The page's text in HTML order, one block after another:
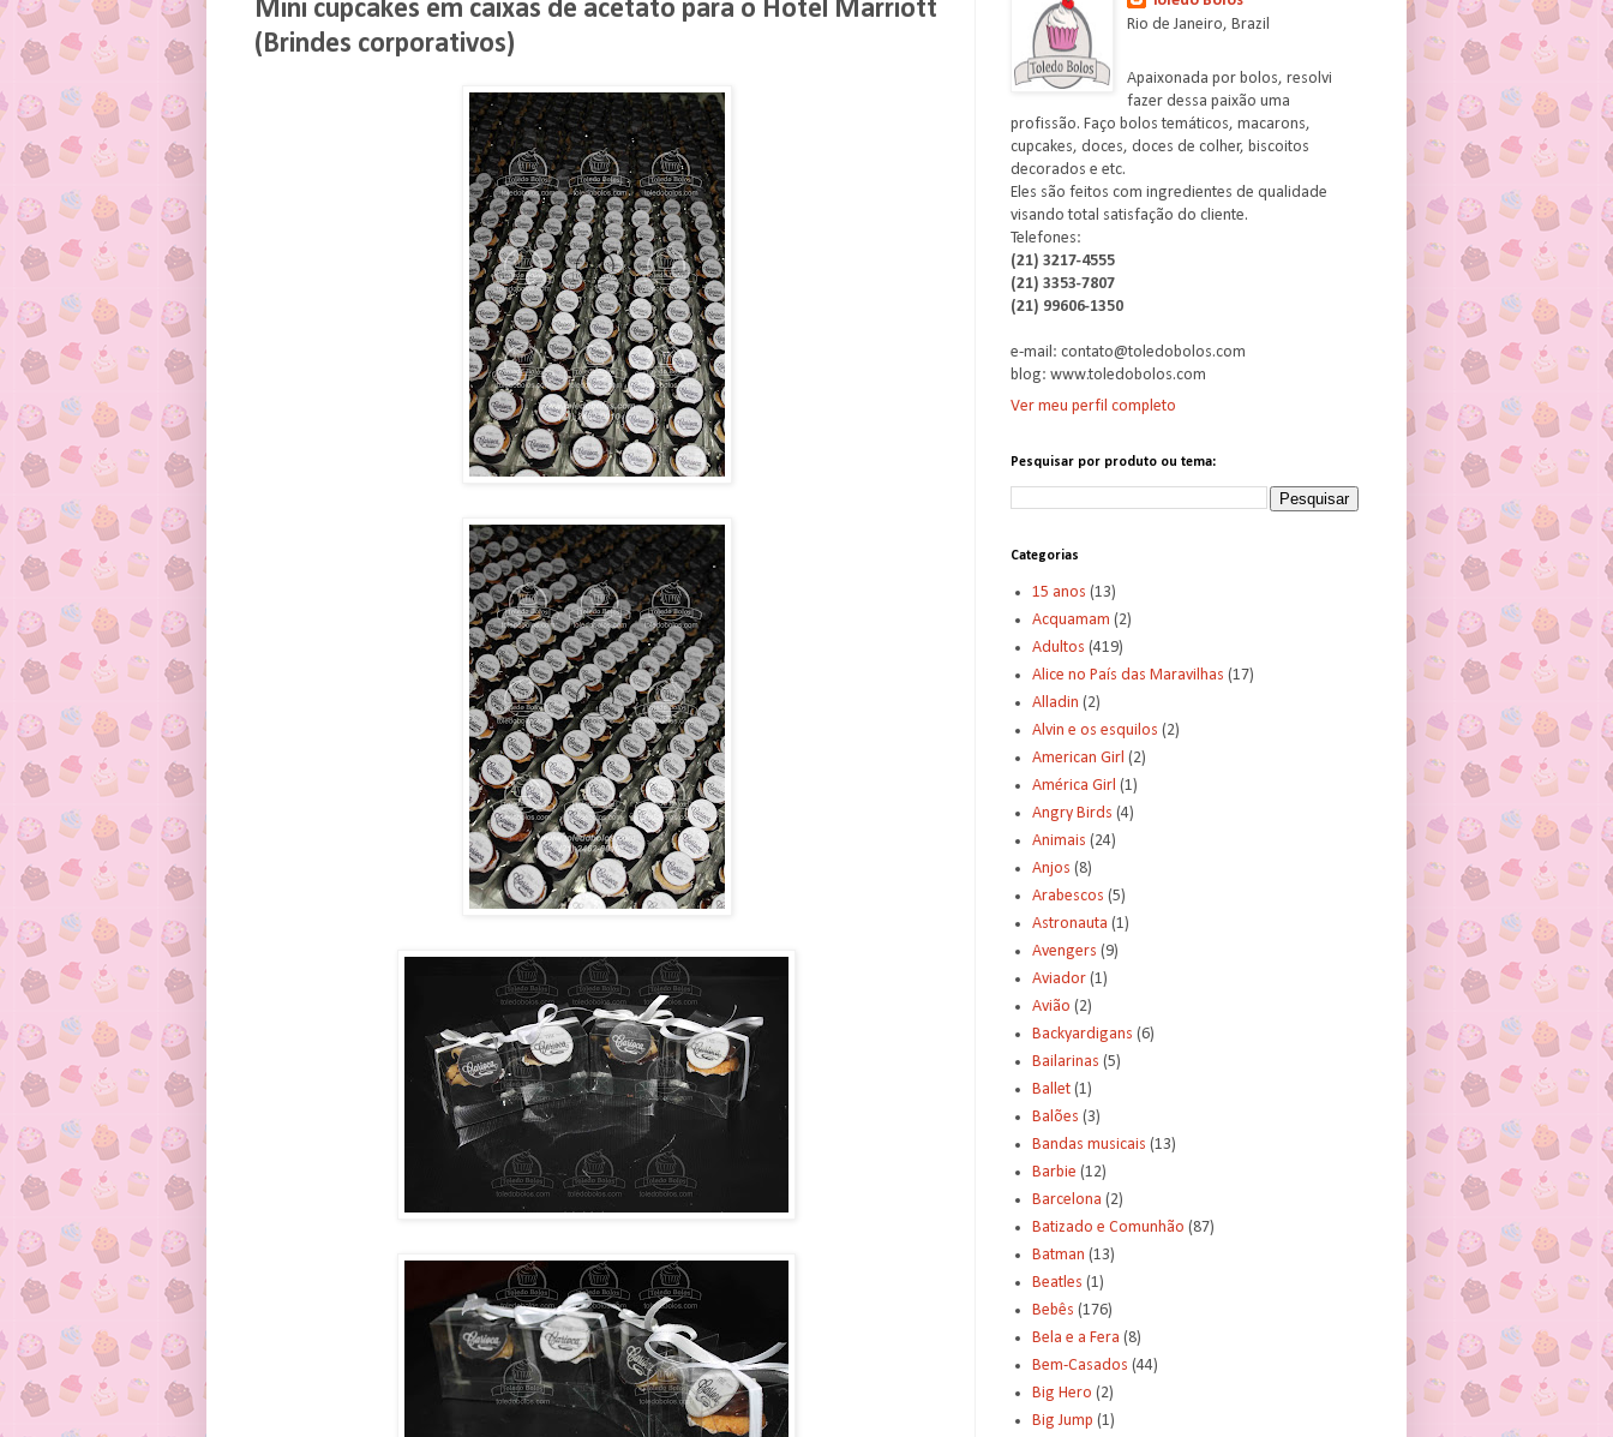
Mini cupcakes em caixas de acetato para o Hotel Marriott
(Brindes corporativos)
Rio de Janeiro, Brazil
Apaixonada por bolos, resolvi
fazer dessa paixão uma
profissão. Faço bolos temáticos, macarons,
cupcakes, doces, doces de colher, biscoitos
decorados e etc.
Eles são feitos com ingredientes de qualidade
visando total satisfação do cliente.
Telefones:
(21) 3217-4555
(21) 3353-7807
(21) 99606-1350
e-mail: contato@toledobolos.com
blog: www.toledobolos.com
Ver meu perfil completo
Pesquisar por produto ou tema:
Categorias
15 anos (13)
Acquamam (2)
Adultos (419)
Alice no País das Maravilhas (17)
Alladin (2)
Alvin e os esquilos (2)
American Girl (2)
América Girl (1)
Angry Birds (4)
Animais (24)
Anjos (8)
Arabescos (5)
Astronauta (1)
Avengers (9)
Aviador (1)
Avião (2)
Backyardigans (6)
Bailarinas (5)
Ballet (1)
Balões (3)
Bandas musicais (13)
Barbie (12)
Barcelona (2)
Batizado e Comunhão (87)
Batman (13)
Beatles (1)
Bebês (176)
Bela e a Fera (8)
Bem-Casados (44)
Big Hero (2)
Big Jump (1)